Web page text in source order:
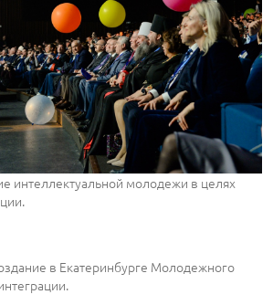
интеллектуальной молодежи в целях
в Екатеринбурге Молодежного